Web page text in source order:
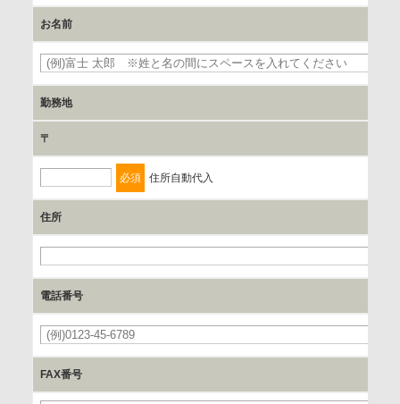
委託の有無
なし
利用目的の通知、開示、内容の訂正、追加または削除、利用
の停止、消去および 第三者への提供の停止（「開示等」とい
います。）に応じます。
す。
情報提供の任意性及び情報を与えなかった場合に本人に生じ
る結果
項目によってはお問い合わせ等に
お名前
勤務地
〒
必須 住所自動代入
住所
電話番号
FAX番号